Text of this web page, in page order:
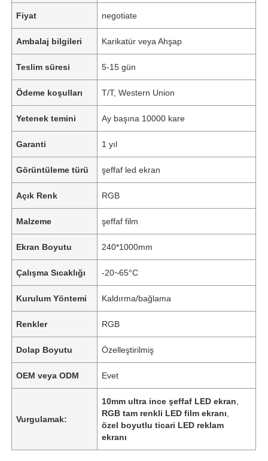
Fiyat negotiate
Ambalaj bilgileri Karikatür veya Ahşap
Teslim süresi 5-15 gün
Ödeme koşulları T/T, Western Union
Yetenek temini Ay başına 10000 kare
Garanti 1 yıl
Görüntüleme türü şeffaf led ekran
Açık Renk RGB
Malzeme şeffaf film
Ekran Boyutu 240*1000mm
Çalışma Sıcaklığı -20~65°C
Kurulum Yöntemi Kaldırma/bağlama
Renkler RGB
Dolap Boyutu Özelleştirilmiş
OEM veya ODM Evet
Vurgulamak:
10mm ultra ince şeffaf LED ekran
RGB tam renkli LED film ekranı
özel boyutlu ticari LED reklam
ekranı